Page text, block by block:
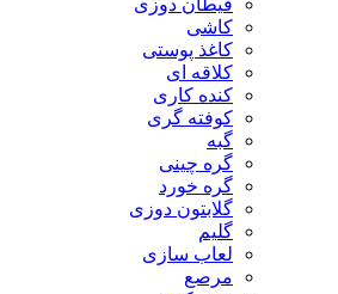
کاشی
کاغذ پوستی
کلاقه ای
کنده کاری
کوفته گری
گبه
گره چینی
گره خورد
گلابتون دوزی
گلیم
لعاب سازی
مرصع